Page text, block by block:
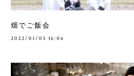
畑でご飯会
2022/01/05 16:06